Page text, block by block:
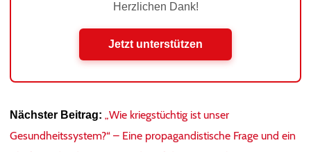
Herzlichen Dank!
Jetzt unterstützen
Nächster Beitrag: „Wie kriegstüchtig ist unser
Gesundheitssystem?“ – Eine propagandistische Frage und ein